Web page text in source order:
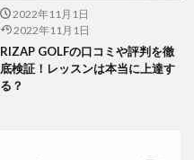
2022年11月1日
2022年11月1日
RIZAP GOLFの口コミや評判を徹
底検証！レッスンは本当に上達す
る？